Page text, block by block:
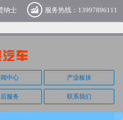
纳士 服务热线：13997896111
中心 产业板块
服务 联系我们